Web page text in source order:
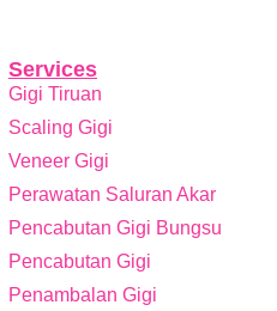
Services
Gigi Tiruan
Scaling Gigi
Veneer Gigi
Perawatan Saluran Akar
Pencabutan Gigi Bungsu
Pencabutan Gigi
Penambalan Gigi